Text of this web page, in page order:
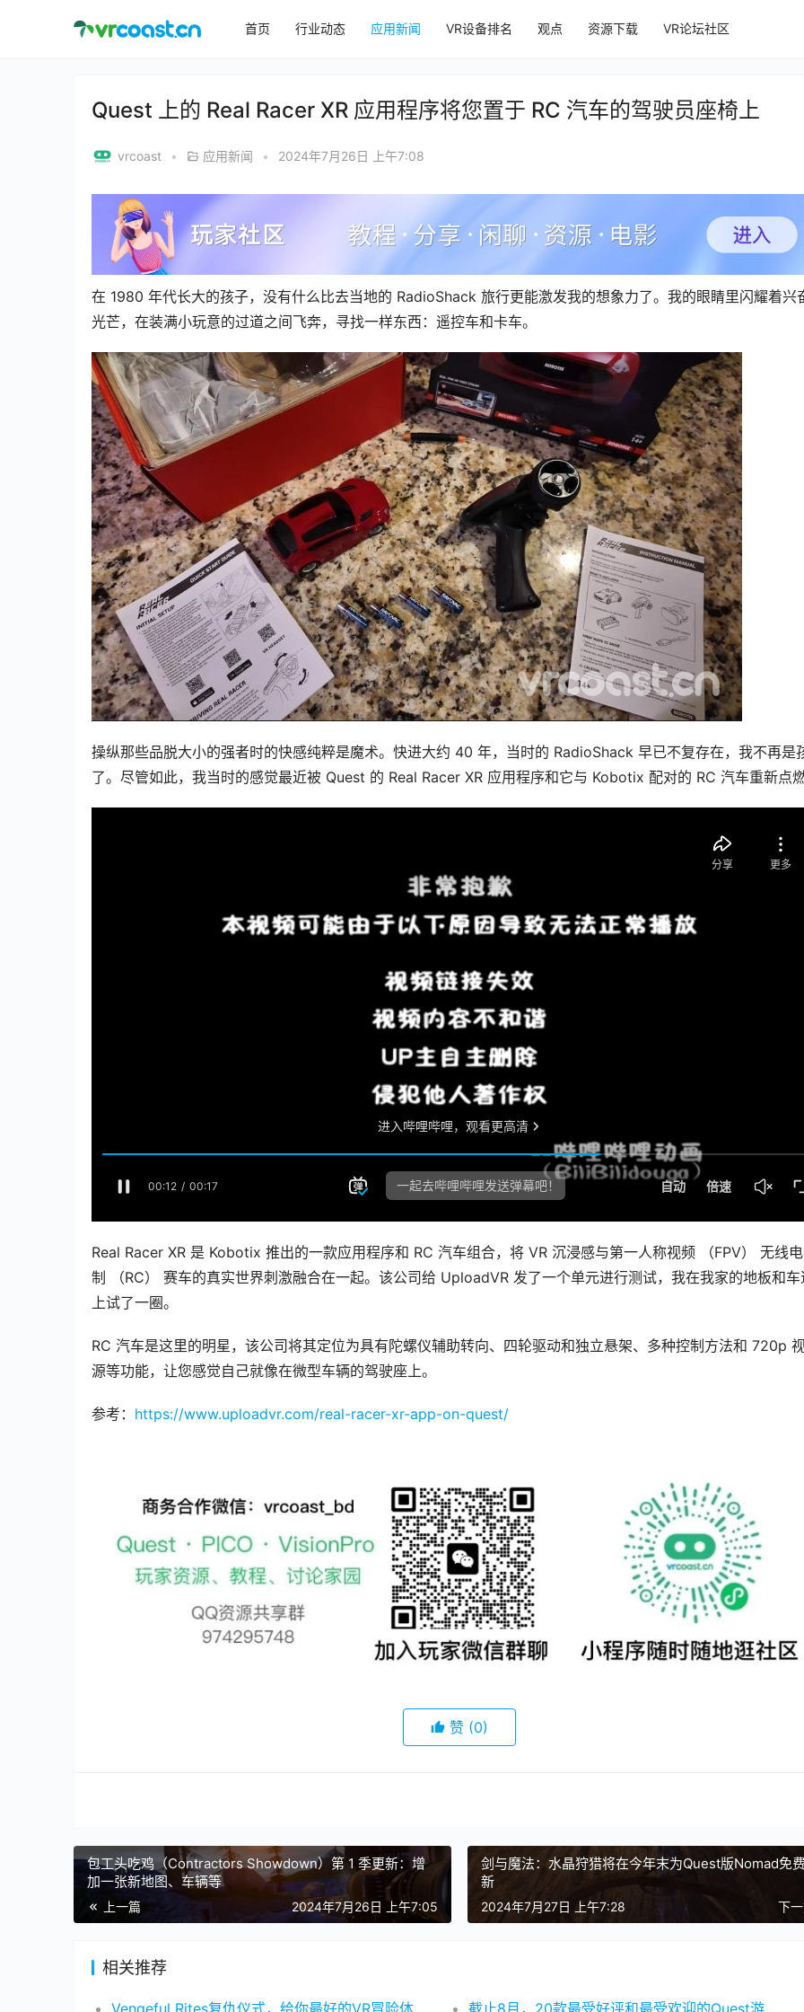
首页 行业动态 应用新闻 VR设备排名 观点 资源下载 VR论坛社区
Quest 上的 Real Racer XR 应用程序将您置于 RC 汽车的驾驶员座椅上
vrcoast • 应用新闻 • 2024年7月26日 上午7:08
在 1980 年代长大的孩子，没有什么比去当地的 RadioShack 旅行更能激发我的想象力了。我的眼睛里闪耀着兴
光芒，在装满小玩意的过道之间飞奔，寻找一样东西：遥控车和卡车。
操纵那些品脱大小的强者时的快感纯粹是魔术。快进大约 40 年，当时的 RadioShack 早已不复存在，我不再是
了。尽管如此，我当时的感觉最近被 Quest 的 Real Racer XR 应用程序和它与 Kobotix 配对的 RC 汽车重新点燃
Real Racer XR 是 Kobotix 推出的一款应用程序和 RC 汽车组合，将 VR 沉浸感与第一人称视频 （FPV） 无线
制 （RC） 赛车的真实世界刺激融合在一起。该公司给 UploadVR 发了一个单元进行测试，我在我家的地板和车
上试了一圈。
RC 汽车是这里的明星，该公司将其定位为具有陀螺仪辅助转向、四轮驱动和独立悬架、多种控制方法和 720p
源等功能，让您感觉自己就像在微型车辆的驾驶座上。
参考： https://www.uploadvr.com/real-racer-xr-app-on-quest/
赞 (0)
包工头吃鸡（Contractors Showdown）第 1 季更新：增
加一张新地图、车辆等
上一篇 2024年7月26日 上午7:05
剑与魔法：水晶狩猎将在今年末为Quest版Nomad免
新
下
2024年7月27日 上午7:28
相关推荐